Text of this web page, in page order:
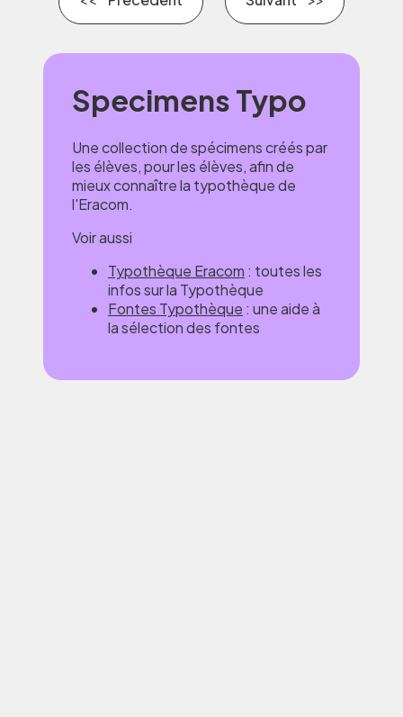
Specimens Typo
Une collection de spécimens créés par
les élèves, pour les élèves, afin de
mieux connaître la typothèque de
l'Eracom.
Voir aussi
Typothèque Eracom : toutes les
infos sur la Typothèque
Fontes Typothèque : une aide à
la sélection des fontes